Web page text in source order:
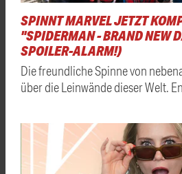
SPINNT MARVEL JETZT
"SPIDERMAN - BRAND NEW
SPOILER-ALARM!)
Die freundliche Spinne von
über die Leinwände dieser Welt.